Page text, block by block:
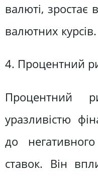
валюті, зростає
валютних курсів.
4. Процентний
Процентний
уразливістю
до
ставок. Він